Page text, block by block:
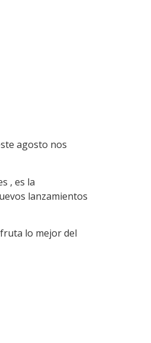
agosto nos
, es la
lanzamientos
lo mejor del